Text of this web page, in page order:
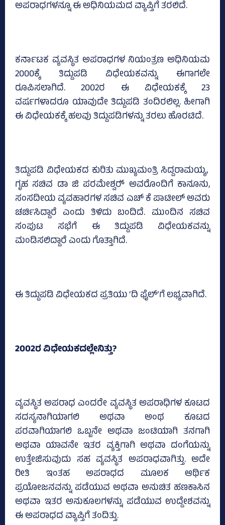
ಅಪರಾಧಗಳನ್ನೂ ಈ ಅಧಿನಿಯಮದ ವ್ಯಾಪ್ತಿಗೆ ತರಲಿದೆ.
ಕರ್ನಾಟಕ ವ್ಯವಸ್ಥಿತ ಅಪರಾಧಗಳ ನಿಯಂತ್ರಣ ಅಧಿನಿಯಮ
2000ಕ್ಕೆ ತಿದ್ದುಪಡಿ ವಿಧೇಯಕವನ್ನು ಈಗಾಗಲೇ
ರೂಪಿಸಲಾಗಿದೆ. 2002ರ ಈ ವಿಧೇಯಕಕ್ಕೆ 23
ವರ್ಷಗಳಾದರೂ ಯಾವುದೇ ತಿದ್ದುಪಡಿ ತಂದಿರಲಿಲ್ಲ. ಹೀಗಾಗಿ
ಈ ವಿಧೇಯಕಕ್ಕೆ ಹಲವು ತಿದ್ದುಪಡಿಗಳನ್ನು ತರಲು ಹೊರಟಿದೆ.
ತಿದ್ದುಪಡಿ ವಿಧೇಯಕದ ಕುರಿತು ಮುಖ್ಯಮಂತ್ರಿ ಸಿದ್ದರಾಮಯ್ಯ,
ಗೃಹ ಸಚಿವ ಡಾ ಜಿ ಪರಮೇಶ್ವರ್‍‌ ಅವರೊಂದಿಗೆ ಕಾನೂನು,
ಸಂಸದೀಯ ವ್ಯವಹಾರಗಳ ಸಚಿವ ಎಚ್‌ ಕೆ ಪಾಟೀಲ್‌ ಅವರು
ಚರ್ಚಿಸಿದ್ದಾರೆ ಎಂದು ತಿಳಿದು ಬಂದಿದೆ. ಮುಂದಿನ ಸಚಿವ
ಸಂಪುಟ ಸಭೆಗೆ ಈ ತಿದ್ದುಪಡಿ ವಿಧೇಯಕವನ್ನು
ಮಂಡಿಸಲಿದ್ದಾರೆ ಎಂದು ಗೊತ್ತಾಗಿದೆ.
ಈ ತಿದ್ದುಪಡಿ ವಿಧೇಯಕದ ಪ್ರತಿಯು ‘ದಿ ಫೈಲ್‌’ಗೆ ಲಭ್ಯವಾಗಿದೆ.
2002ರ ವಿಧೇಯಕದಲ್ಲೇನಿತ್ತು?
ವ್ಯವಸ್ಥಿತ ಅಪರಾಧ ಎಂದರೇ ವ್ಯವಸ್ಥಿತ ಅಪರಾಧಿಗಳ ಕೂಟದ
ಸದಸ್ಯನಾಗಿಯಾಗಲಿ ಅಥವಾ ಅಂಥ ಕೂಟದ
ಪರವಾಗಿಯಾಗಲಿ ಒಬ್ಬನೇ ಅಥವಾ ಜಂಟಿಯಾಗಿ ತನಗಾಗಿ
ಅಥವಾ ಯಾವನೇ ಇತರ ವ್ಯಕ್ತಿಗಾಗಿ ಅಥವಾ ದಂಗೆಯನ್ನು
ಉತ್ತೇಜಿಸುವುದು ಸಹ ವ್ಯವಸ್ಥಿತ ಅಪರಾಧವಾಗಿತ್ತು. ಅದೇ
ರೀತಿ ಇಂತಹ ಅಪರಾಧದ ಮೂಲಕ ಆರ್ಥಿಕ
ಪ್ರಯೋಜನವನ್ನು ಪಡೆಯುವ ಅಥವಾ ಅನುಚಿತ ಹಣಕಾಸಿನ
ಅಥವಾ ಇತರ ಅನುಕೂಲಗಳನ್ನು ಪಡೆಯುವ ಉದ್ದೇಶವನ್ನು
ಈ ಅಪರಾಧದ ವ್ಯಾಪ್ತಿಗೆ ತಂದಿತ್ತು.